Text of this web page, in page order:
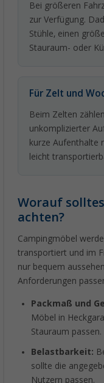
Bei größeren
zur Verfügung.
Stühle, einen
Stauraum- oder
Für Zelt und
Beim Zelten
unkomplizierter
kurze Aufenthalte
leicht
Worauf
achten?
Campingmöbel
transportiert und im
nur bequem
Anforderungen
Packmaß und
Möbel in
Stauraum passen.
Belastbarkeit:
sollte die
Nutzern passen.